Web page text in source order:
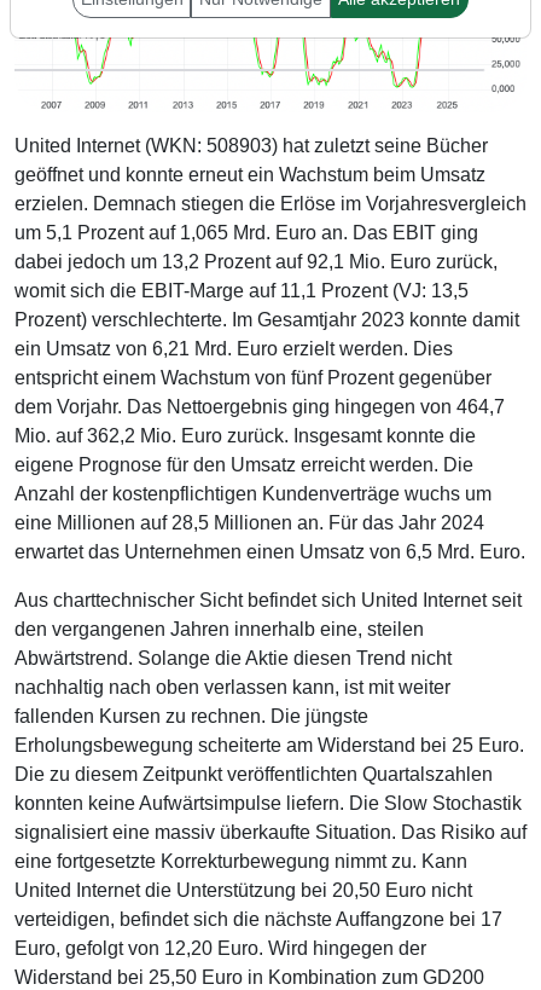
United Internet (WKN: 508903) hat zuletzt seine Bücher
geöffnet und konnte erneut ein Wachstum beim Umsatz
erzielen. Demnach stiegen die Erlöse im Vorjahresvergleich
um 5,1 Prozent auf 1,065 Mrd. Euro an. Das EBIT ging
dabei jedoch um 13,2 Prozent auf 92,1 Mio. Euro zurück,
womit sich die EBIT-Marge auf 11,1 Prozent (VJ: 13,5
Prozent) verschlechterte. Im Gesamtjahr 2023 konnte damit
ein Umsatz von 6,21 Mrd. Euro erzielt werden. Dies
entspricht einem Wachstum von fünf Prozent gegenüber
dem Vorjahr. Das Nettoergebnis ging hingegen von 464,7
Mio. auf 362,2 Mio. Euro zurück. Insgesamt konnte die
eigene Prognose für den Umsatz erreicht werden. Die
Anzahl der kostenpflichtigen Kundenverträge wuchs um
eine Millionen auf 28,5 Millionen an. Für das Jahr 2024
erwartet das Unternehmen einen Umsatz von 6,5 Mrd. Euro.
Aus charttechnischer Sicht befindet sich United Internet seit
den vergangenen Jahren innerhalb eine, steilen
Abwärtstrend. Solange die Aktie diesen Trend nicht
nachhaltig nach oben verlassen kann, ist mit weiter
fallenden Kursen zu rechnen. Die jüngste
Erholungsbewegung scheiterte am Widerstand bei 25 Euro.
Die zu diesem Zeitpunkt veröffentlichten Quartalszahlen
konnten keine Aufwärtsimpulse liefern. Die Slow Stochastik
signalisiert eine massiv überkaufte Situation. Das Risiko auf
eine fortgesetzte Korrekturbewegung nimmt zu. Kann
United Internet die Unterstützung bei 20,50 Euro nicht
verteidigen, befindet sich die nächste Auffangzone bei 17
Euro, gefolgt von 12,20 Euro. Wird hingegen der
Widerstand bei 25,50 Euro in Kombination zum GD200